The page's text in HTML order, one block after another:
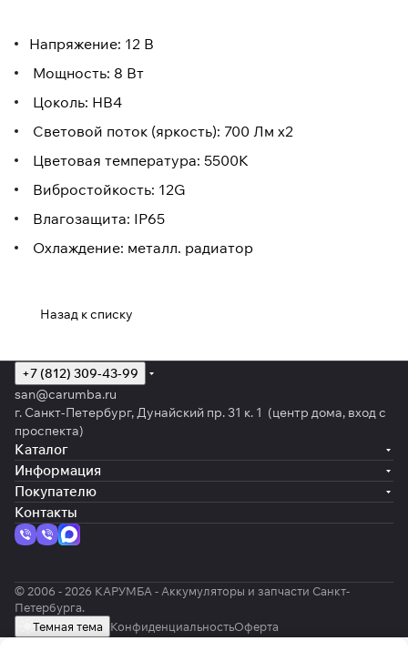
Напряжение: 12 В
Мощность: 8 Вт
Цоколь: HB4
Световой поток (яркость): 700 Лм х2
Цветовая температура: 5500К
Вибростойкость: 12G
Влагозащита: IP65
Охлаждение: металл. радиатор
Назад к списку
+7 (812) 309-43-99
san@carumba.ru
г. Санкт-Петербург, Дунайский пр. 31 к. 1 (центр дома, вход с
проспекта)
Каталог
Информация
Покупателю
Контакты
© 2006 - 2026 КАРУМБА - Аккумуляторы и запчасти Санкт-
Петербурга.
Темная тема
КонфиденциальностьОферта